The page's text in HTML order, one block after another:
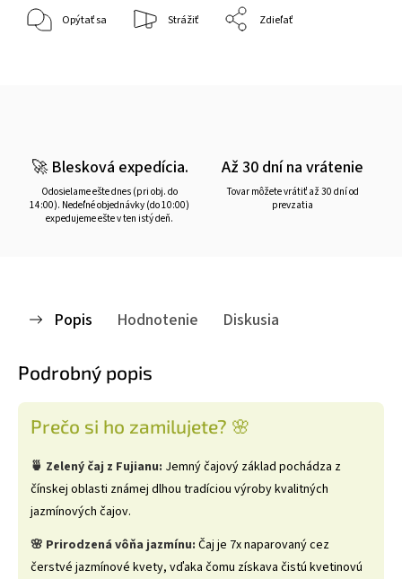
Opýtať sa Strážiť Zdieľať
🚀 Blesková expedícia.
Odosielame ešte dnes (pri obj. do
14:00). Nedeľné objednávky (do 10:00)
expedujeme ešte v ten istý deň.
Až 30 dní na vrátenie
Tovar môžete vrátiť až 30 dní od
prevzatia
Popis Hodnotenie Diskusia
Podrobný popis
Prečo si ho zamilujete? 🌸
🍵 Zelený čaj z Fujianu: Jemný čajový základ pochádza z
čínskej oblasti známej dlhou tradíciou výroby kvalitných
jazmínových čajov.
🌸 Prirodzená vôňa jazmínu: Čaj je 7x naparovaný cez
čerstvé jazmínové kvety, vďaka čomu získava čistú kvetinovú